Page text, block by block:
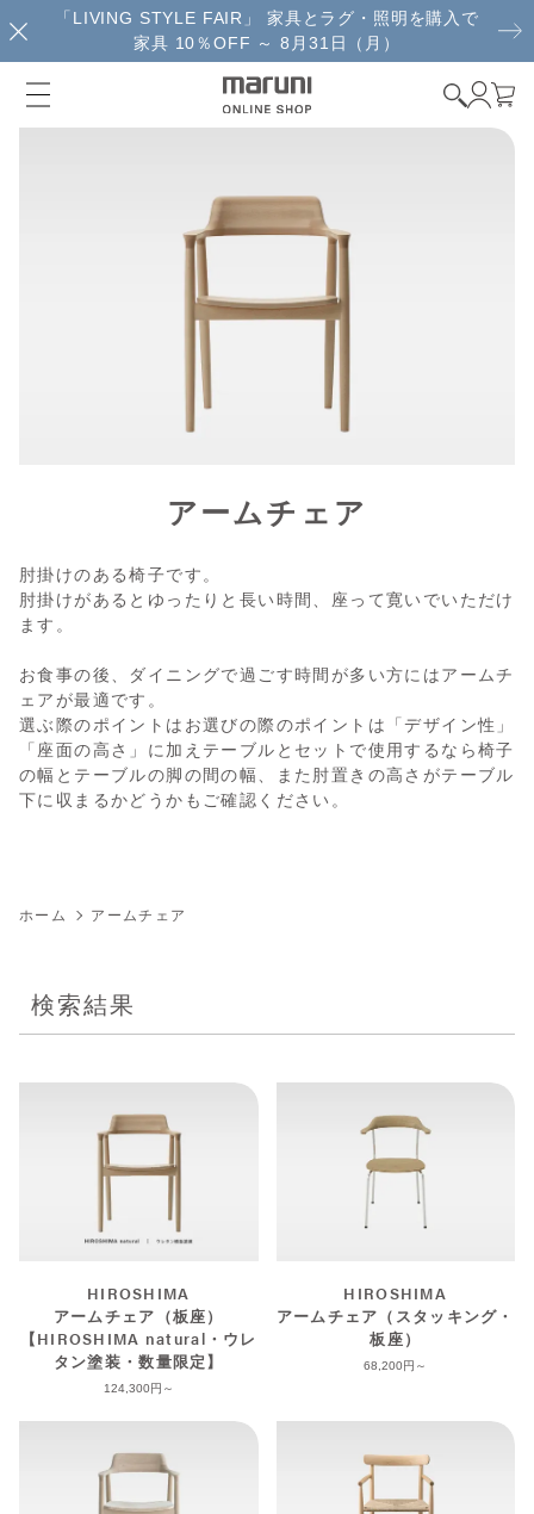
「LIVING STYLE FAIR」 家具とラグ・照明を購入で
家具 10％OFF ～ 8月31日（月）
アームチェア
肘掛けのある椅子です。
肘掛けがあるとゆったりと長い時間、座って寛いでいただけ
ます。
お食事の後、ダイニングで過ごす時間が多い方にはアームチ
ェアが最適です。
選ぶ際のポイントはお選びの際のポイントは「デザイン性」
「座面の高さ」に加えテーブルとセットで使用するなら椅子
の幅とテーブルの脚の間の幅、また肘置きの高さがテーブル
下に収まるかどうかもご確認ください。
ホーム アームチェア
検索結果
HIROSHIMA
アームチェア（板座）
【HIROSHIMA natural・ウレ
タン塗装・数量限定】
124,300
HIROSHIMA
アームチェア（スタッキング・
板座）
68,200